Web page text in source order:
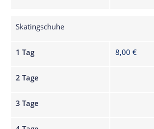
1 Tag
2 Tage
3 Tage
Skatingschuhe
8,00 €